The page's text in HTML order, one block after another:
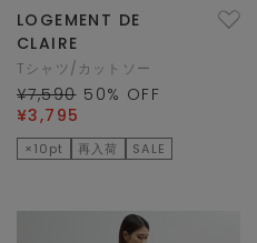
LOGEMENT DE
CLAIRE
Tシャツ/カットソー
¥7,590 50% OFF
¥3,795
×10pt 再入荷 SALE